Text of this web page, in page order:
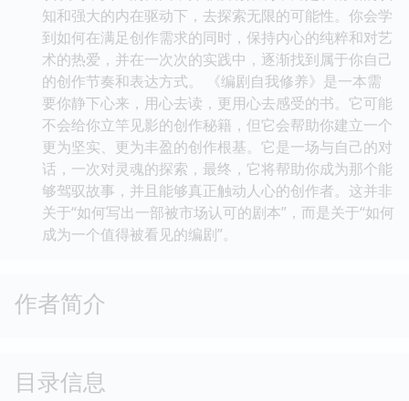
知和强大的内在驱动下，去探索无限的可能性。你会学
到如何在满足创作需求的同时，保持内心的纯粹和对艺
术的热爱，并在一次次的实践中，逐渐找到属于你自己
的创作节奏和表达方式。 《编剧自我修养》是一本需
要你静下心来，用心去读，更用心去感受的书。它可能
不会给你立竿见影的创作秘籍，但它会帮助你建立一个
更为坚实、更为丰盈的创作根基。它是一场与自己的对
话，一次对灵魂的探索，最终，它将帮助你成为那个能
够驾驭故事，并且能够真正触动人心的创作者。这并非
关于“如何写出一部被市场认可的剧本”，而是关于“如何
成为一个值得被看见的编剧”。
作者简介
目录信息